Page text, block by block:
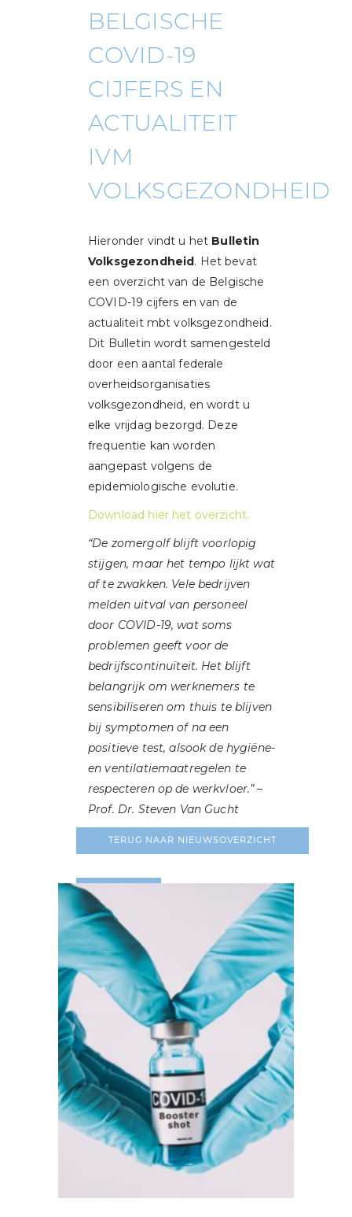
BELGISCHE
COVID-19
CIJFERS EN
ACTUALITEIT
IVM
VOLKSGEZONDHEID
Hieronder vindt u het Bulletin
Volksgezondheid. Het bevat
een overzicht van de Belgische
COVID-19 cijfers en van de
actualiteit mbt volksgezondheid.
Dit Bulletin wordt samengesteld
door een aantal federale
overheidsorganisaties
volksgezondheid, en wordt u
elke vrijdag bezorgd. Deze
frequentie kan worden
aangepast volgens de
epidemiologische evolutie.
Download hier het overzicht.
“De zomergolf blijft voorlopig
stijgen, maar het tempo lijkt wat
af te zwakken. Vele bedrijven
melden uitval van personeel
door COVID-19, wat soms
problemen geeft voor de
bedrijfscontinuïteit. Het blijft
belangrijk om werknemers te
sensibiliseren om thuis te blijven
bij symptomen of na een
positieve test, alsook de hygiëne-
en ventilatiemaatregelen te
respecteren op de werkvloer.” –
Prof. Dr. Steven Van Gucht
TERUG NAAR NIEUWSOVERZICHT
LEES MEER